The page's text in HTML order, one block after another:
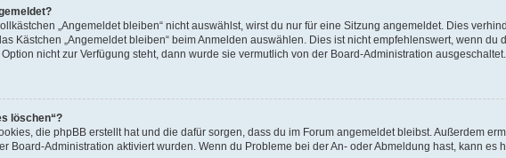
„Angemeldet bleiben“ nicht auswählst, wirst du nur für eine Sitzung angemeldet. Dies
Kästchen „Angemeldet bleiben“ beim Anmelden auswählen. Dies ist nicht empfehlenswert, wenn
nicht zur Verfügung steht, dann wurde sie vermutlich von der Board-Administration ausgeschaltet.
löschen“?
die phpBB erstellt hat und die dafür sorgen, dass du im Forum angemeldet bleibst. Außerdem
Board-Administration aktiviert wurden. Wenn du Probleme bei der An- oder Abmeldung hast, kann es